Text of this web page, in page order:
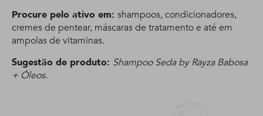
Procure pelo ativo em: shampoos, condicionadores,
cremes de pentear, máscaras de tratamento e até em
ampolas de vitaminas.
Sugestão de produto: Shampoo Seda by Rayza Babosa
+ Óleos.